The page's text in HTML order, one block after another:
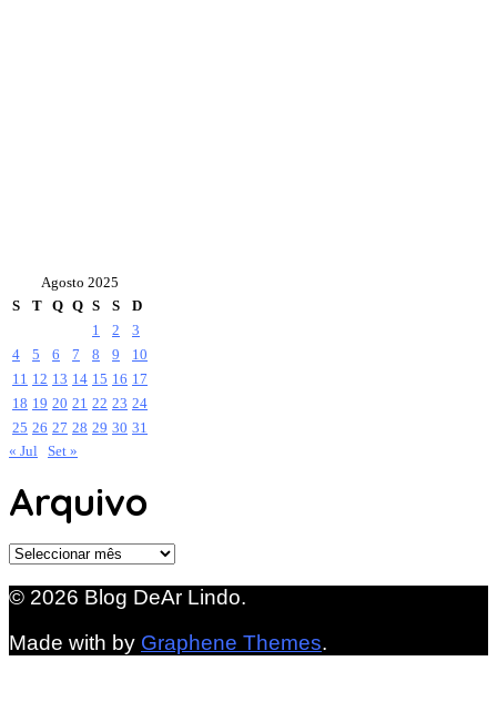
Agosto 2025
S
T Q Q S S
D
1
2
3
4
5 6 7 8 9
10
11 12 13 14 15 16 17
18 19 20 21 22 23 24
25 26 27 28 29 30 31
« Jul
Set »
Arquivo
Arquivo
© 2026 Blog DeAr Lindo.
Made with by Graphene Themes.